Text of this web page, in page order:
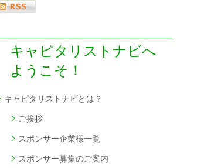
キャピタリストナビへ
ようこそ！
キャピタリストナビとは？
ご挨拶
スポンサー企業様一覧
スポンサー募集のご案内